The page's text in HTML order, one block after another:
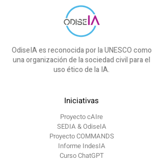
OdiseIA es reconocida por la UNESCO como
una organización de la sociedad civil para el
uso ético de la IA.
Iniciativas
Proyecto cAIre
SEDIA & OdiseIA
Proyecto COMMANDS
Informe IndesIA
Curso ChatGPT